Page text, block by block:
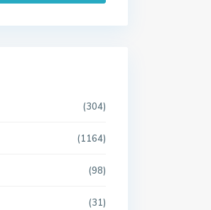
(304)
(1164)
(98)
(31)